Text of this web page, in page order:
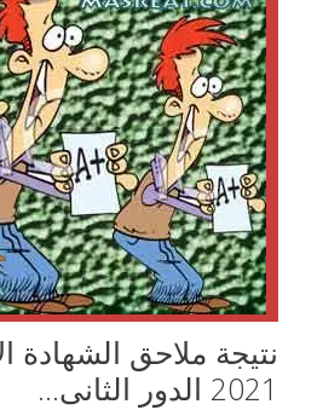
نتيجة ملاحق الشهادة
2021 الدور الثانى...